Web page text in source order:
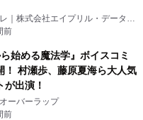
｜株式会社エイプリル・データ・
前
ら始める魔法学』ボイスコミ
！ 村瀬歩、藤原夏海ら大人気
が出演！
ーバーラップ
前